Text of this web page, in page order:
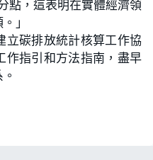
點，這表明在實體經濟領
」
立碳排放統計核算工作協
作指引和方法指南，盡早